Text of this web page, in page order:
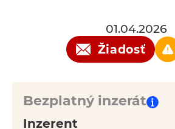
01.04.2026
Žiadosť
Bezplatný inzerát
Inzerent